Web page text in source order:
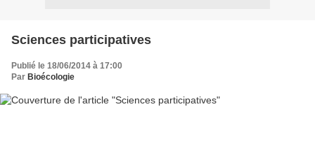
Sciences participatives
Publié le 18/06/2014 à 17:00
Par Bioécologie